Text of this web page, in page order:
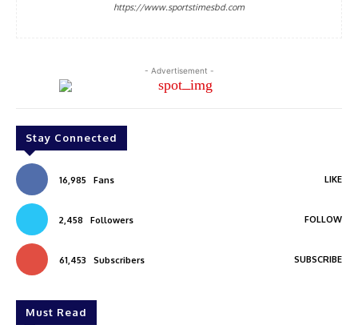
https://www.sportstimesbd.com
- Advertisement -
Stay Connected
16,985 Fans LIKE
2,458 Followers FOLLOW
61,453 Subscribers SUBSCRIBE
Must Read